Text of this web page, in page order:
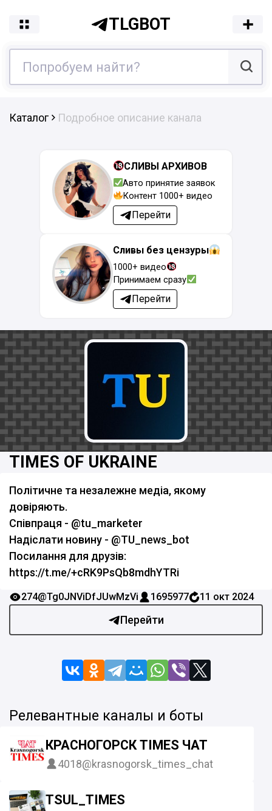
TLGBOT
Каталог Подробное описание канала
СЛИВЫ АРХИВОВ
Авто принятие заявок
Контент 1000+ видео
Перейти
Сливы без цензуры
1000+ видео
Принимаем сразу
Перейти
TIMES OF UKRAINE
Політичне та незалежне медіа, якому
довіряють.
Співпраця - @tu_marketer
Надіслати новину - @TU_news_bot
Посилання для друзів:
https://t.me/+cRK9PsQb8mdhYTRi
Перейти
274@Tg0JNViDfJUwMzVi 1695977 11 окт 2024
Релевантные каналы и боты
КРАСНОГОРСК TIMES ЧАТ
4018@krasnogorsk_times_chat
TSUL_TIMES